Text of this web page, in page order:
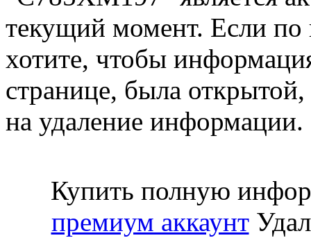
текущий момент. Если
хотите, чтобы
странице, была открытой,
на удаление информации.
Купить полную
премиум аккаунт